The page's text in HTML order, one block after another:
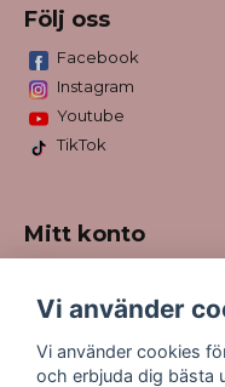
Följ oss
Facebook
Instagram
Youtube
TikTok
Mitt konto
Registrera dig
Glömt lösenord?
Vi använder
Vi använder cookies
och erbjuda dig bästa